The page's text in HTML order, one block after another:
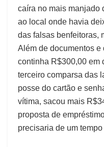
caíra no mais manjado
ao local onde havia
das falsas benfeitoras,
Além de documentos
continha R$300,00 em
terceiro comparsa das
posse do cartão e
vítima, sacou mais
proposta de
precisaria de um